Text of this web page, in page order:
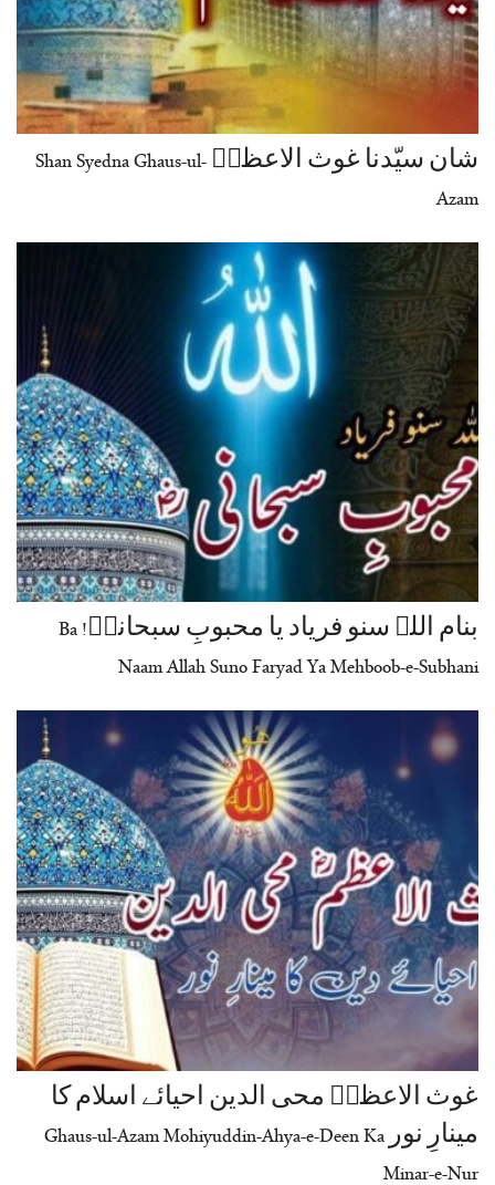
شان سیّدنا غوث الاعظمؓ Shan Syedna Ghaus-ul-
Azam
بنام اللہ سنو فریاد یا محبوبِ سبحانیؓ! Ba
Naam Allah Suno Faryad Ya Mehboob-e-Subhani
غوث الاعظمؓ محی الدین احیائے اسلام کا
مینارِ نور Ghaus-ul-Azam Mohiyuddin-Ahya-e-Deen Ka
Minar-e-Nur